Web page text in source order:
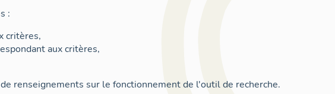
:
critères,
aux critères,
renseignements sur le fonctionnement de l'outil de recherche.